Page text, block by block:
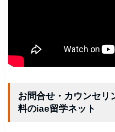
お問合せ・カウンセリ
料のiae留学ネット